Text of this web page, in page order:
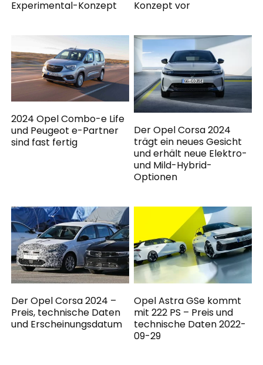
Experimental-Konzept
Konzept vor
2024 Opel Combo-e Life
und Peugeot e-Partner
sind fast fertig
Der Opel Corsa 2024
trägt ein neues Gesicht
und erhält neue Elektro-
und Mild-Hybrid-
Optionen
Der Opel Corsa 2024 –
Preis, technische Daten
und Erscheinungsdatum
Opel Astra GSe kommt
mit 222 PS – Preis und
technische Daten 2022-
09-29